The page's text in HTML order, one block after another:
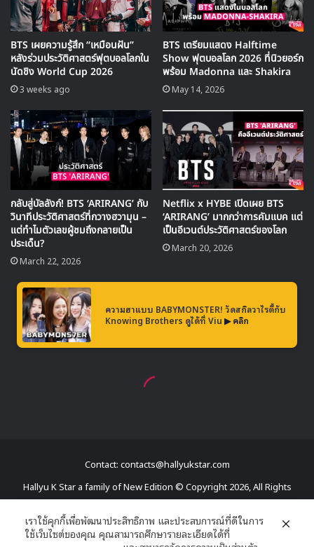
Contact: contacts@hallyukstar.com
Hallyu K Star a family of New Edition © Copyright 2026, All Rights
เราใช้คุกกี้เพื่อพัฒนาประสิทธิภาพ และประสบการณ์ที่ดีในการ
ใช้เว็บไซต์ของคุณ คุณสามารถศึกษารายละเอียดได้ที่